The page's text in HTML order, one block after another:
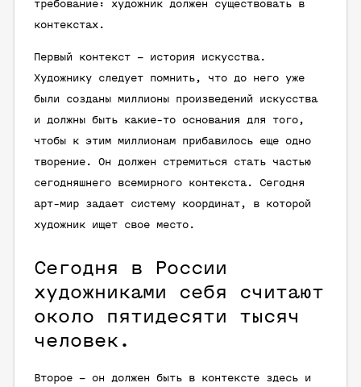
требование: художник должен существовать в
контекстах.
Первый контекст – история искусства.
Художнику следует помнить, что до него уже
были созданы миллионы произведений искусства
и должны быть какие-то основания для того,
чтобы к этим миллионам прибавилось еще одно
творение. Он должен стремиться стать частью
сегодняшнего всемирного контекста. Сегодня
арт-мир задает систему координат, в которой
художник ищет свое место.
Сегодня в России
художниками себя считают
около пятидесяти тысяч
человек.
Второе – он должен быть в контексте здесь и